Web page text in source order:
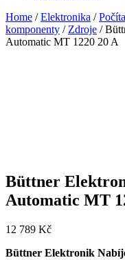
Home /Elektronika /
komponenty / Zdroje /
Automatic MT 1220 20 A
Büttner
Automatic MT
12 789 Kč
Büttner Elektronik